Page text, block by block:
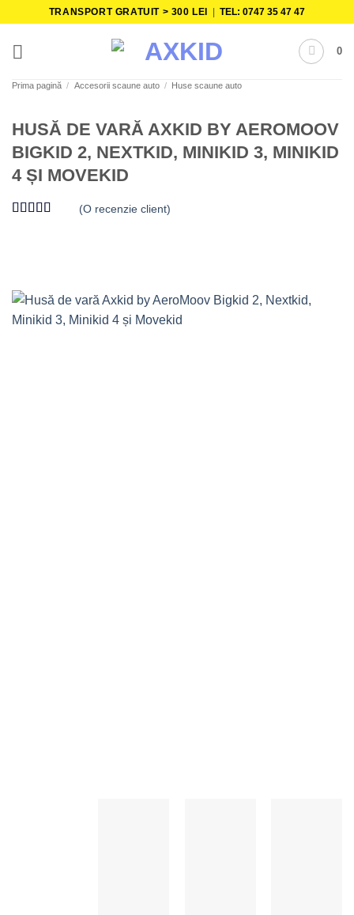
content
TRANSPORT GRATUIT > 300 LEI |TEL: 0747 35 47 47
0
Prima pagină / Accesorii scaune auto / Huse scaune auto
HUSĂ DE VARĂ AXKID BY AEROMOOV
BIGKID 2, NEXTKID, MINIKID 3, MINIKID
4 ȘI MOVEKID
(O recenzie client)